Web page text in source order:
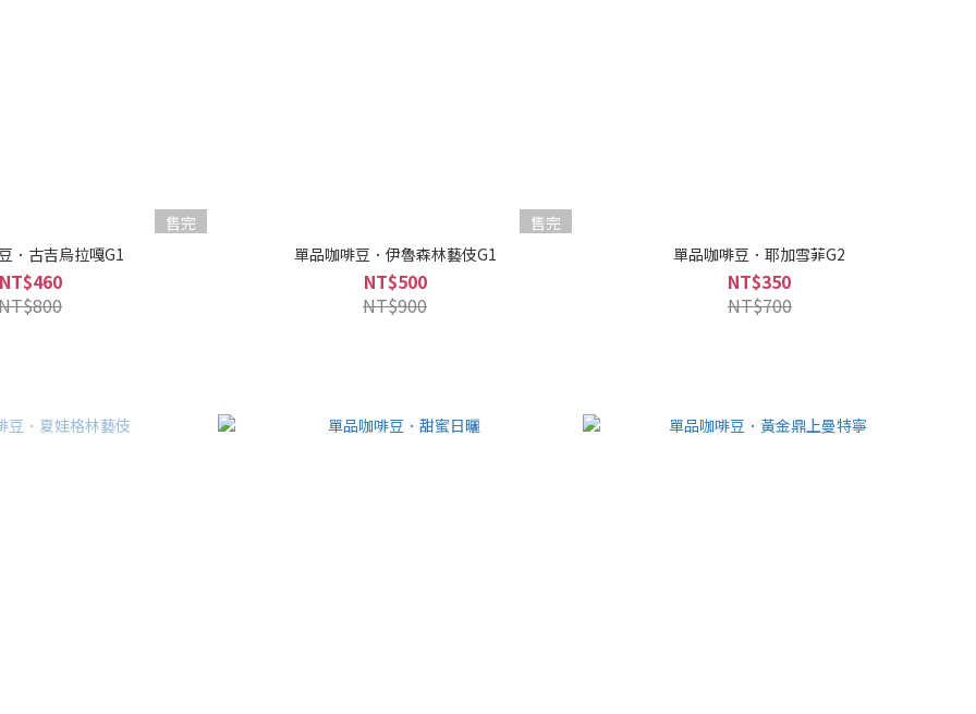
售完
．古吉烏拉嘎G1
售完
單品咖啡豆．伊魯森林藝伎G1
NT$500
NT$900
單品咖啡豆．耶加雪菲G2
NT$350
NT$700